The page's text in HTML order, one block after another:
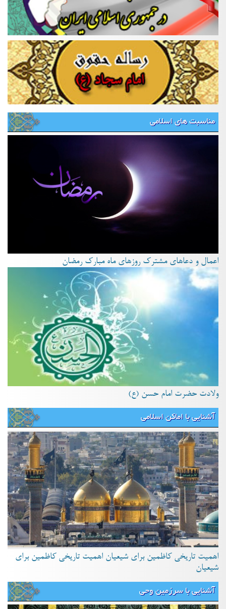
مناسبت های اسلامی
اعمال و دعاهای مشترک روزهای ماه مبارک رمضان
ولادت حضرت امام حسن (ع)
آشنایی با اماکن اسلامی
اهمیت تاریخی کاظمین برای شیعیان اهمیت تاریخی کاظمین برای
شیعیان
آشنایی با سرزمین وحی